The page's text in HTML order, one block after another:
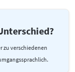
zu verschiedenen